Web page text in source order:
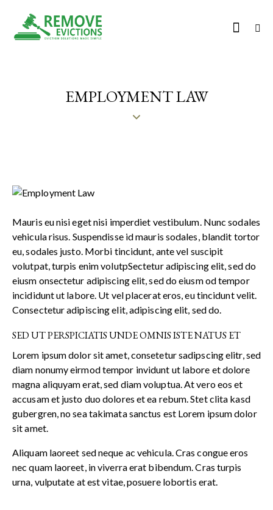
EMPLOYMENT LAW
Mauris eu nisi eget nisi imperdiet vestibulum. Nunc sodales
vehicula risus. Suspendisse id mauris sodales, blandit tortor
eu, sodales justo. Morbi tincidunt, ante vel suscipit
volutpat, turpis enim volutpSectetur adipiscing elit, sed do
eiusm onsectetur adipiscing elit, sed do eiusm od tempor
incididunt ut labore. Ut vel placerat eros, eu tincidunt velit.
Consectetur adipiscing elit, adipiscing elit, sed do.
SED UT PERSPICIATIS UNDE OMNIS ISTE NATUS ET
Lorem ipsum dolor sit amet, consetetur sadipscing elitr, sed
diam nonumy eirmod tempor invidunt ut labore et dolore
magna aliquyam erat, sed diam voluptua. At vero eos et
accusam et justo duo dolores et ea rebum. Stet clita kasd
gubergren, no sea takimata sanctus est Lorem ipsum dolor
sit amet.
Aliquam laoreet sed neque ac vehicula. Cras congue eros
nec quam laoreet, in viverra erat bibendum. Cras turpis
urna, vulputate at est vitae, posuere lobortis erat.